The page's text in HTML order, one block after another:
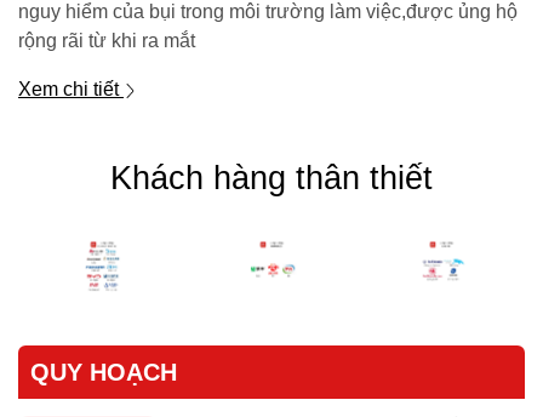
nguy hiểm của bụi trong môi trường làm việc,được ủng hộ
rộng rãi từ khi ra mắt
Xem chi tiết
Khách hàng thân thiết
QUY HOẠCH